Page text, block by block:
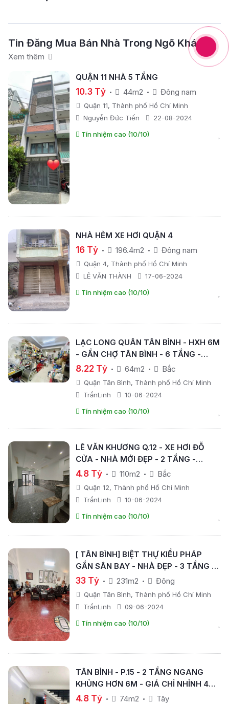
Tin Đăng Mua Bán Nhà Trong Ngõ Khác
Xem thêm
QUẬN 11 NHÀ 5 TẦNG
10.3 Tỷ 44m2 Đông nam
Quận 11, Thành phố Hồ Chí Minh
Nguyễn Đức Tiến
22-08-2024
Tín nhiệm cao (10/10)
NHÀ HẺM XE HƠI QUẬN 4
16 Tỷ 196.4m2 Đông nam
Quận 4, Thành phố Hồ Chí Minh
LÊ VĂN THÀNH
17-06-2024
Tín nhiệm cao (10/10)
LẠC LONG QUÂN TÂN BÌNH - HXH 6M
- GẦN CHỢ TÂN BÌNH - 6 TẦNG -
64M2 - NỞ HẬU - GIÁ CHỈ NHỈNH 8TỶ
8.22 Tỷ 64m2 Bắc
Quận Tân Bình, Thành phố Hồ Chí Minh
TrầnLinh
10-06-2024
Tín nhiệm cao (10/10)
LÊ VĂN KHƯƠNG Q.12 - XE HƠI ĐỖ
CỬA - NHÀ MỚI ĐẸP - 2 TẦNG -
NGANG GẦN 5M - 110M2 - GIÁ CHỈ
4.8 Tỷ 110m2 Bắc
Quận 12, Thành phố Hồ Chí Minh
TrầnLinh
10-06-2024
Tín nhiệm cao (10/10)
[ TÂN BÌNH] BIỆT THỰ KIỂU PHÁP
GẦN SÂN BAY - NHÀ ĐẸP - 3 TẦNG -
NGANG HƠN 7M- 231M2 - GIÁ CHỈ 33
33 Tỷ 231m2 Đông
Quận Tân Bình, Thành phố Hồ Chí Minh
TrầnLinh
09-06-2024
Tín nhiệm cao (10/10)
TÂN BÌNH - P.15 - 2 TẦNG NGANG
KHỦNG HƠN 6M - GIÁ CHỈ NHỈNH 4TỶ
.- 74M2 -
4.8 Tỷ 74m2 Tây